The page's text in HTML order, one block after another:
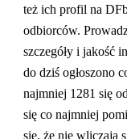
też ich profil na
odbiorców.
szczegóły i jakość
do dziś ogłoszono
najmniej 1281 się
się co najmniej
się, że nie wliczają